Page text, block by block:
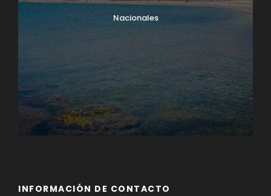
Nacionales
INFORMACIÓN DE CONTACTO